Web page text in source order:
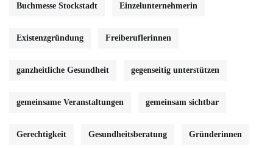
Buchmesse Stockstadt Einzelunternehmerin
Existenzgründung Freiberuflerinnen
ganzheitliche Gesundheit gegenseitig unterstützen
gemeinsame Veranstaltungen gemeinsam sichtbar
Gerechtigkeit Gesundheitsberatung Gründerinnen